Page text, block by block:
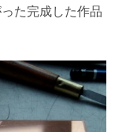
た完成した作品